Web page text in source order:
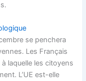
se penchera
Les Français
laquelle les citoyens
L’UE est-elle